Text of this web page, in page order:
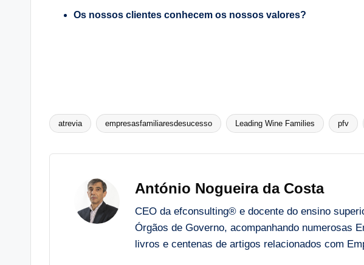
Os nossos clientes conhecem os nossos valores?
Tags:
atrevia empresasfamiliaresdesucesso Leading Wine Families pfv
António Nogueira da Costa
CEO da efconsulting® e docente do ensino
Órgãos de Governo, acompanhando numerosas
livros e centenas de artigos relacionados com